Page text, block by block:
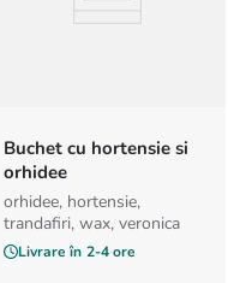
Buchet cu hortensie si
orhidee
orhidee, hortensie,
trandafiri, wax, veronica
Livrare în 2-4 ore